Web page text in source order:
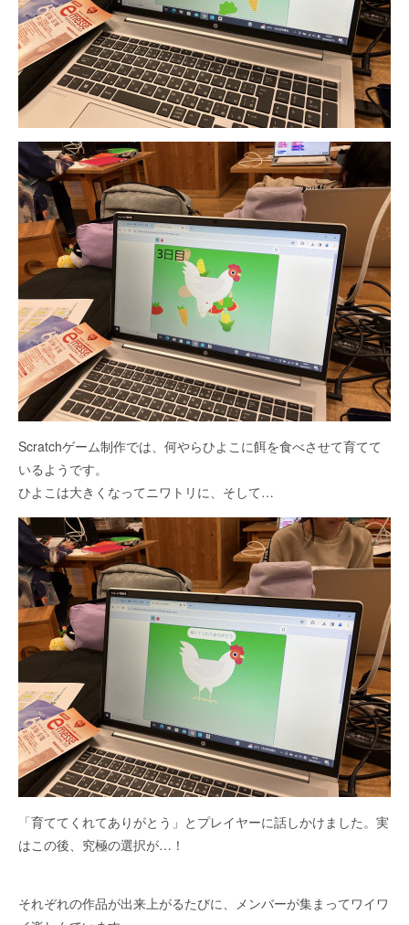
Scratchゲーム制作では、何やらひよこに餌を食べさせて育てて
いるようです。
ひよこは大きくなってニワトリに、そして…
「育ててくれてありがとう」とプレイヤーに話しかけました。実
はこの後、究極の選択が…！
それぞれの作品が出来上がるたびに、メンバーが集まってワイワ